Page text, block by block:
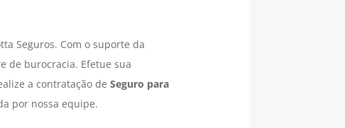
Seguros. Com o suporte da
de burocracia. Efetue sua
a contratação de Seguro para
por nossa equipe.